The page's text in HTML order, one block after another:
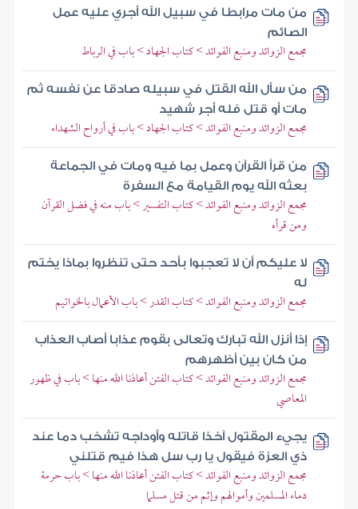
من مات مرابطا في سبيل الله أجري عليه عمل
الصائم
مجمع الزوائد ومنبع الفوائد > كتاب الجهاد > باب في الرباط
من سأل الله القتل في سبيله صادقا عن نفسه ثم
مات أو قتل فله أجر شهيد
مجمع الزوائد ومنبع الفوائد > كتاب الجهاد > باب في أرواح الشهداء
من قرأ القرآن وعمل بما فيه ومات في الجماعة
بعثه الله يوم القيامة مع السفرة
مجمع الزوائد ومنبع الفوائد > كتاب التفسير > باب منه في فضل القرآن
ومن قرأه
لا عليكم أن لا تعجبوا بأحد حتى تنظروا بماذا يختم
له
مجمع الزوائد ومنبع الفوائد > كتاب القدر > باب الأعمال بالخواتيم
إذا أنزل الله تبارك وتعالى بقوم عذابا أصاب العذاب
من كان بين أظهرهم
مجمع الزوائد ومنبع الفوائد > كتاب الفتن أعاذنا الله منها > باب في ظهور
المعاصي
يجيء المقتول آخذا قاتله وأوداجه تشخب دما عند
ذي العزة فيقول يا رب سل هذا فيم قتلني
مجمع الزوائد ومنبع الفوائد > كتاب الفتن أعاذنا الله منها > باب حرمة
دماء المسلمين وأموالهم وإثم من قتل مسلما